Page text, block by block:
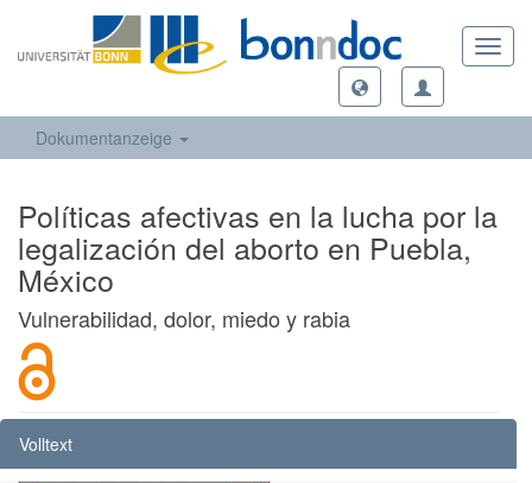
Dokumentanzeige
Políticas afectivas en la lucha por la
legalización del aborto en Puebla,
México
Vulnerabilidad, dolor, miedo y rabia
Volltext